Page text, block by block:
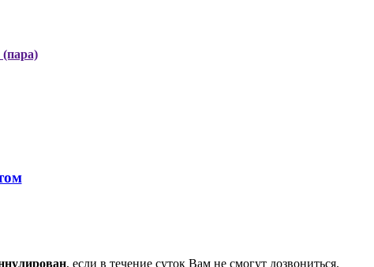
, если в течение суток Вам не смогут дозвониться.